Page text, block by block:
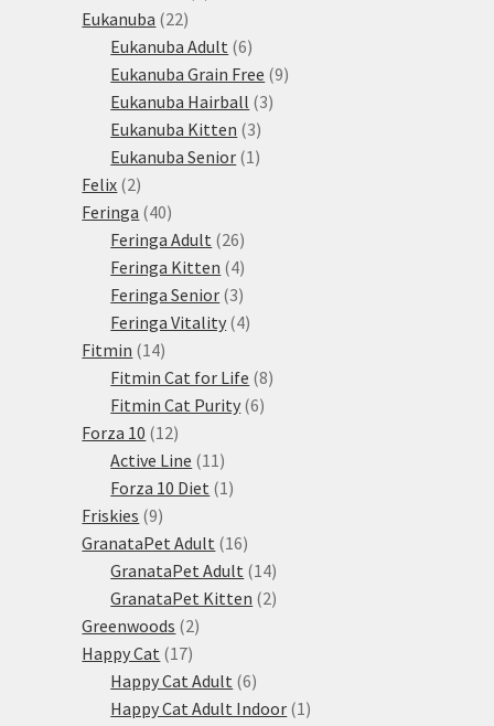
Eukanuba 2222
produktů
Eukanuba Adult 66
produktů
Eukanuba Grain Free 99
Eukanuba Hairball 33
Eukanuba Kitten 33
produkty
Eukanuba Senior 1 1
Felix 22
produkty
Feringa 4040
produktů
Feringa Adult 2626
produktů
Feringa Kitten 44
produkty
Feringa Senior 33
produkty
Feringa Vitality 44
Fitmin 1414
produktů
Fitmin Cat for Life 88
Fitmin Cat Purity 66
Forza 10 1212
produktů
Active Line 11 11
produktů
Forza 10 Diet 1 1
Friskies 99
produktů
GranataPet Adult 1616
produktů
GranataPet Adult 1414
produktů
GranataPet Kitten 22
Greenwoods 22
Happy Cat 1717
produktů
Happy Cat Adult 66
produktů
Happy Cat Adult Indoor 1 1